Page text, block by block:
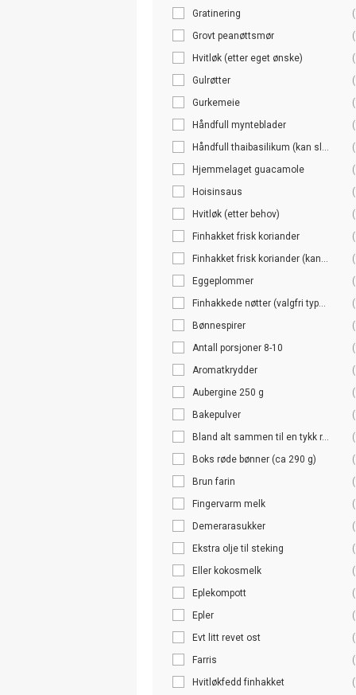
Gratinering
Grovt peanøttsmør
Hvitløk (etter eget ønske)
Gulrøtter
Gurkemeie
Håndfull mynteblader
Håndfull thaibasilikum (kan sl...
Hjemmelaget guacamole
Hoisinsaus
Hvitløk (etter behov)
Finhakket frisk koriander
Finhakket frisk koriander (kan...
Eggeplommer
Finhakkede nøtter (valgfri typ...
Bønnespirer
Antall porsjoner 8-10
Aromatkrydder
Aubergine 250 g
Bakepulver
Bland alt sammen til en tykk r...
Boks røde bønner (ca 290 g)
Brun farin
Fingervarm melk
Demerarasukker
Ekstra olje til steking
Eller kokosmelk
Eplekompott
Epler
Evt litt revet ost
Farris
Hvitløkfedd finhakket